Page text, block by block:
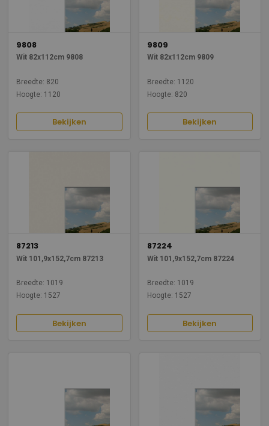
9808
Wit 82x112cm 9808
Breedte: 820
Hoogte: 1120
Bekijken
9809
Wit 82x112cm 9809
Breedte: 1120
Hoogte: 820
Bekijken
87213
Wit 101,9x152,7cm 87213
Breedte: 1019
Hoogte: 1527
Bekijken
87224
Wit 101,9x152,7cm 87224
Breedte: 1019
Hoogte: 1527
Bekijken